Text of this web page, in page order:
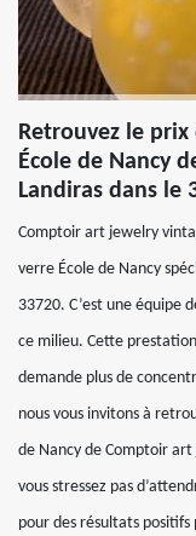
Retrouvez le
École de Nancy
Landiras dans le
Comptoir art jewelry
verre École de Nancy
33720. C’est une équipe
ce milieu. Cette
demande plus de
nous vous invitons à
de Nancy de Comptoir
vous stressez pas
pour des résultats positifs